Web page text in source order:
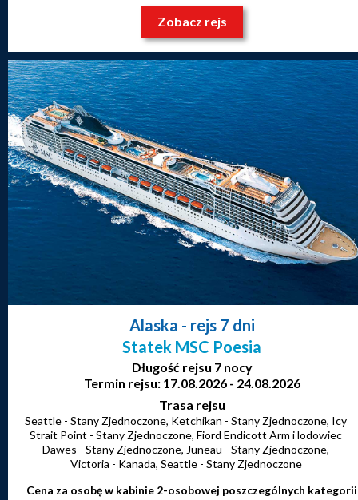
Zobacz rejs
Alaska - rejs 7 dni
Statek MSC Poesia
Długość rejsu 7 nocy
Termin rejsu: 17.08.2026 - 24.08.2026
Trasa rejsu
Seattle - Stany Zjednoczone, Ketchikan - Stany Zjednoczone, Icy
Strait Point - Stany Zjednoczone, Fiord Endicott Arm i lodowiec
Dawes - Stany Zjednoczone, Juneau - Stany Zjednoczone,
Victoria - Kanada, Seattle - Stany Zjednoczone
Cena za osobę w kabinie 2-osobowej poszczególnych kategorii